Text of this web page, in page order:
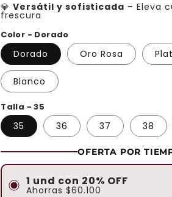
💎Versátil y sofisticada – Eleva
frescura
Color - Dorado
Dorado Oro Rosa
Blanco
Talla - 35
35 36 37 38
OFERTA POR
1 und con 20% OFF
Ahorras $60.100